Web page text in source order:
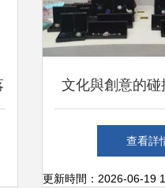
文化與創意的
驚艷綻放——青
創精品亮相深
查看詳
更新時間：2026-06-19